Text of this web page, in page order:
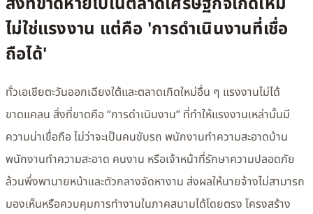
ไม่ใช่แรงงาน แต่คือ 'การดำเนินงานที่เชื่อ
ถือได้'
ทั่วเอเชียตะวันออกเฉียงใต้และตลาดเกิดใหม่อื่น ๆ แรงงานไม่ได้
ขาดแคลน สิ่งที่ขาดคือ “การดำเนินงาน” ที่ทำให้แรงงานเหล่านั้นมี
ความน่าเชื่อถือ ไม่ว่าจะเป็นคนขับรถ พนักงานทำความสะอาดบ้าน
พนักงานทำความสะอาด คนงาน หรือเจ้าหน้าที่รักษาความปลอดภัย
ล้วนพึ่งพานายหน้าและตัวกลางจัดหางาน ส่งผลให้นายจ้างไม่สามารถ
มองเห็นหรือควบคุมการทำงานในภาคสนามได้โดยตรง โครงสร้าง